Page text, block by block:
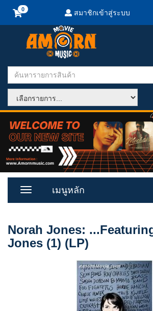
สมาชิกเข้าสู่ระบบ
Toggle
เมนูหลัก
Norah Jones:
Jones (1) (LP)